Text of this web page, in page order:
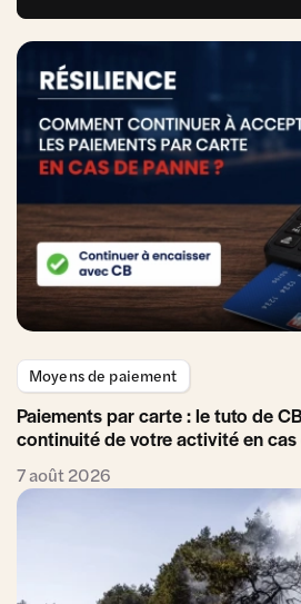
Moyens de paiement
Paiements par carte : le tuto de
continuité de votre activité en cas
7 août 2026